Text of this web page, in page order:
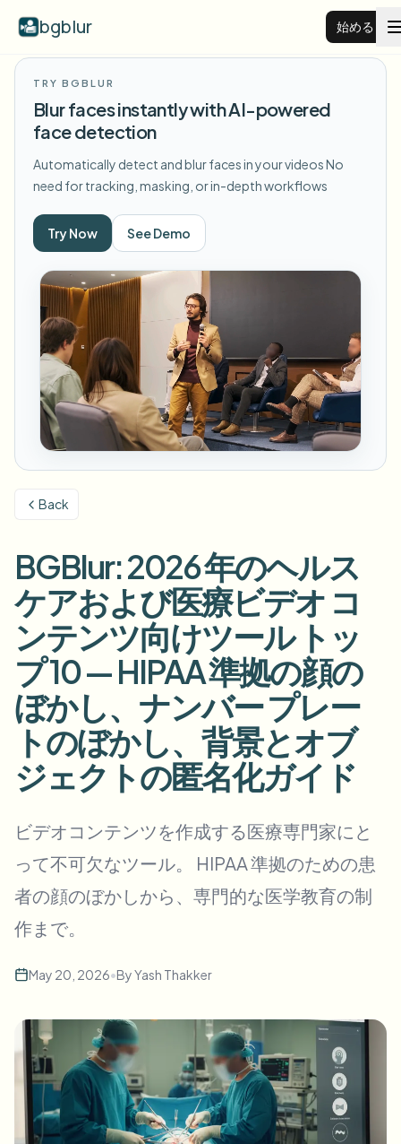
bgblur 始める
サンプルライブラリ全体を閲覧する
顔をぼかす
ナンバープレートをぼかす
背景をぼかす
何でもぼかす
GDPRコンプライアンスぼかし
ストリートインタビューぼかし
ゲーム＆配信ぼかし
機能
View all features
Browse every blur tool in one place
ナンバープレートをぼかす
顔をぼかす
AI Video Object Remover
写真の顔をオンラインでぼかす
顔の匿名化
ボイスアノニマイザー
顔交換 - 画像
顔交換 - 動画
ビデオインテリジェンス
複数の動画をまとめて処理
エンタープライズ
学校・教育
キャンパスカメラ、講義、地区の一括プライバシー
メディア・エンターテインメント
試写、リリース、コンプライアンス
小売・EC
医療
クリニックと患者向けビデオガバナンス
公共部門
FOIA、安全な開示、編集
一括顔の匿名化
大量バッチ、保持、SLA
一括ナンバープレートぼかし
フリート、ドライブレコーダー、駐車場を大規模に
一括顔ぼかし
高スループットパイプライン
何でもぼかす
企業ゾーン、ポリシー、レビュー
API & SDK
ビデオインテリジェンス
一括背景除去
リソース
FAQ
ブログ
Whitepapers
ツール
カテゴリ
製品
Choose language
TRY BGBLUR
Blur faces instantly with AI-powered
face detection
Automatically detect and blur faces in your videosNo
need for tracking, masking, or in-depth workflows
Try Now See Demo
Back
BGBlur: 2026 年のヘルス
ケアおよび医療ビデオ コ
ンテンツ向けツール トッ
プ 10 — HIPAA 準拠の顔の
ぼかし、ナンバー プレー
トのぼかし、背景とオブ
ジェクトの匿名化ガイド
ビデオコンテンツを作成する医療専門家にと
って不可欠なツール。 HIPAA 準拠のための患
者の顔のぼかしから、専門的な医学教育の制
作まで。
May 20, 2026•ByYash Thakker